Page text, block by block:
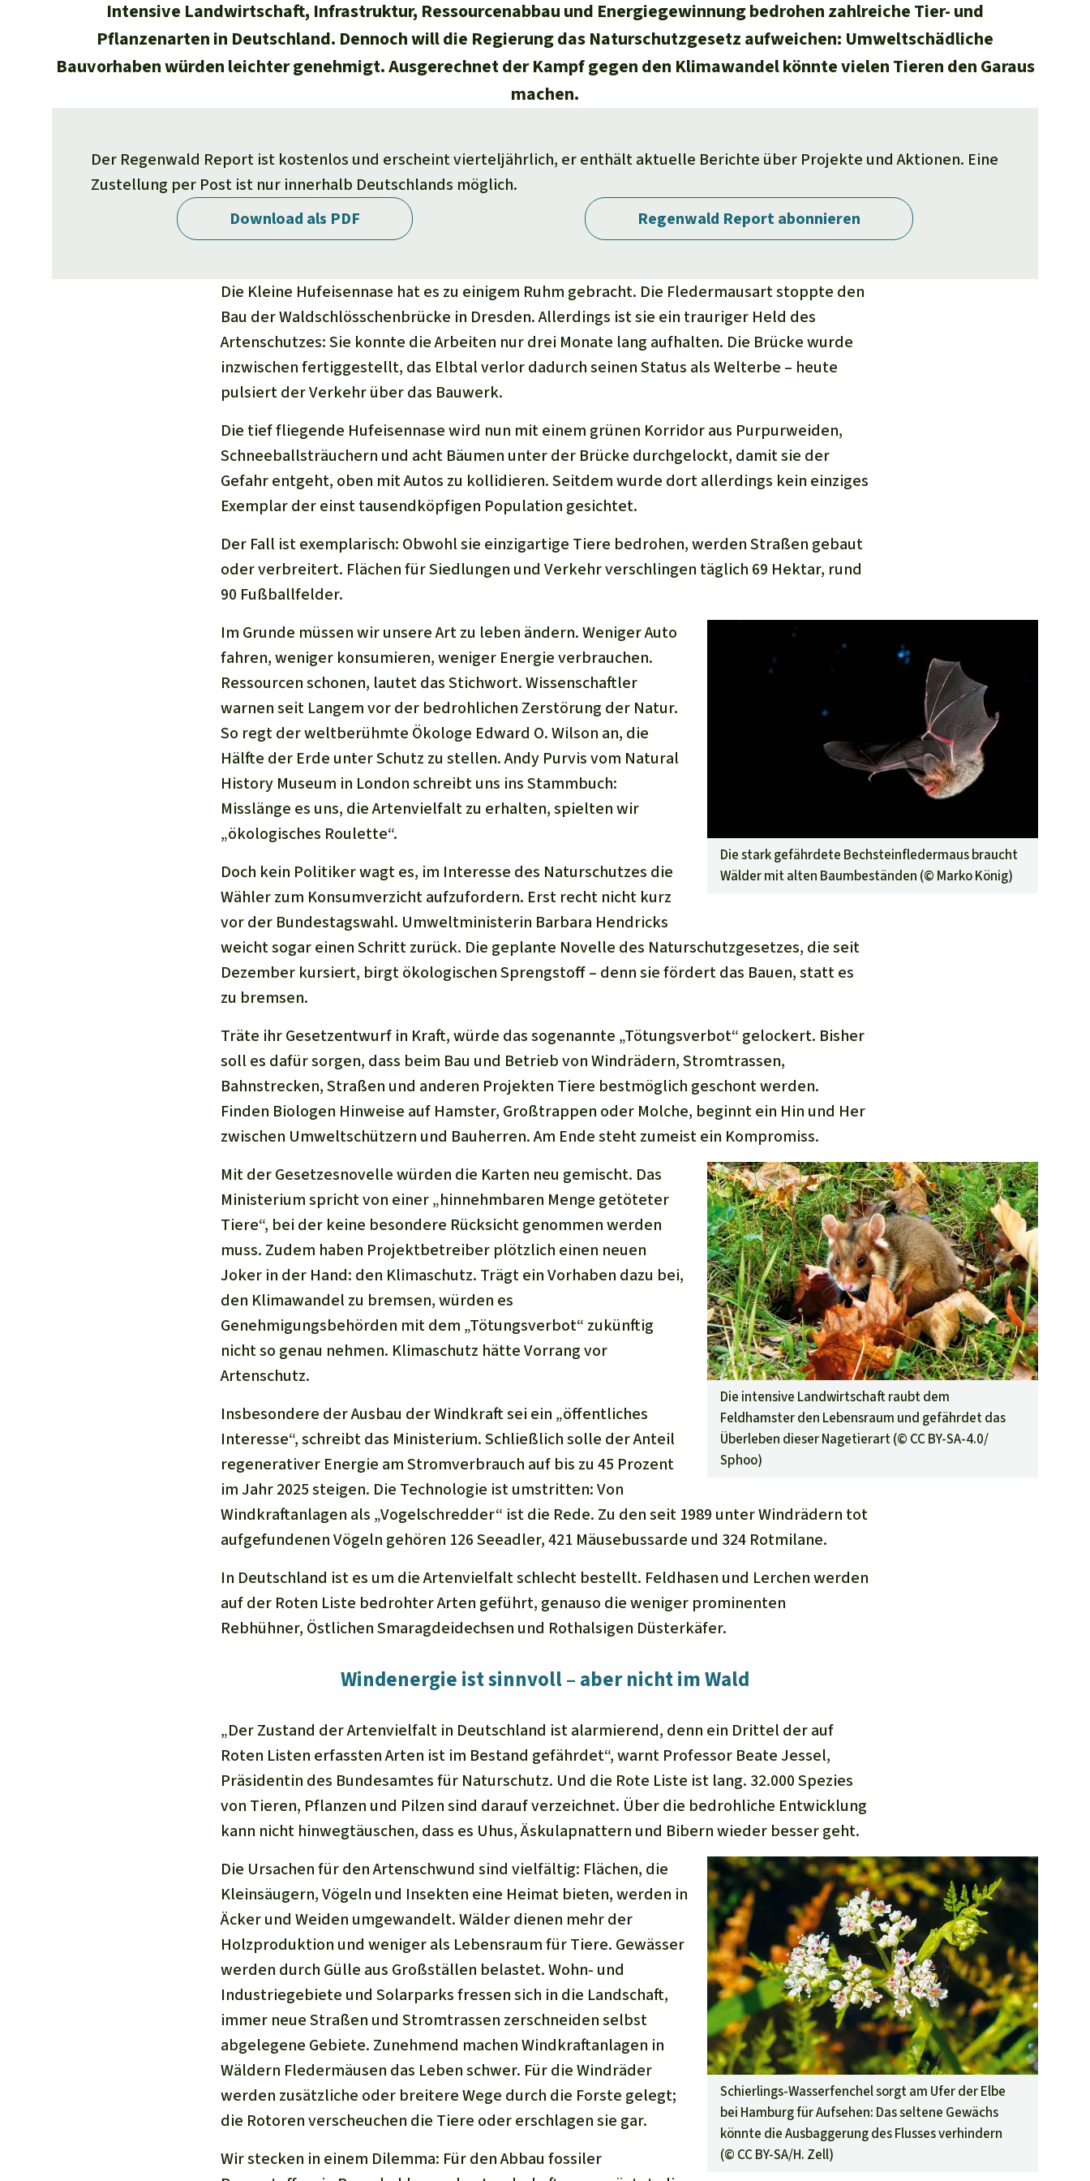
Intensive Landwirtschaft, Infrastruktur, Ressourcenabbau und Energiegewinnung bedrohen zahlreiche Tier- und
Pflanzenarten in Deutschland. Dennoch will die Regierung das Naturschutzgesetz aufweichen: Umweltschädliche
Bauvorhaben würden leichter genehmigt. Ausgerechnet der Kampf gegen den Klimawandel könnte vielen Tieren den Garaus
machen.
Der Regenwald Report ist kostenlos und erscheint vierteljährlich, er enthält aktuelle Berichte über Projekte und Aktionen. Eine
Zustellung per Post ist nur innerhalb Deutschlands möglich.
Download als PDF
Regenwald Report abonnieren
Die Kleine Hufeisennase hat es zu einigem Ruhm gebracht. Die Fledermausart stoppte den
Bau der Waldschlösschenbrücke in Dresden. Allerdings ist sie ein trauriger Held des
Artenschutzes: Sie konnte die Arbeiten nur drei Monate lang aufhalten. Die Brücke wurde
inzwischen fertiggestellt, das Elbtal verlor dadurch seinen Status als Welterbe – heute
pulsiert der Verkehr über das Bauwerk.
Die tief fliegende Hufeisennase wird nun mit einem grünen Korridor aus Purpurweiden,
Schneeballsträuchern und acht Bäumen unter der Brücke durchgelockt, damit sie der
Gefahr entgeht, oben mit Autos zu kollidieren. Seitdem wurde dort allerdings kein einziges
Exemplar der einst tausendköpfigen Population gesichtet.
Der Fall ist exemplarisch: Obwohl sie einzigartige Tiere bedrohen, werden Straßen gebaut
oder verbreitert. Flächen für Siedlungen und Verkehr verschlingen täglich 69 Hektar, rund
90 Fußballfelder.
Die stark gefährdete Bechsteinfledermaus braucht
Wälder mit alten Baumbeständen (© Marko König)
Im Grunde müssen wir unsere Art zu leben ändern. Weniger Auto
fahren, weniger konsumieren, weniger Energie verbrauchen.
Ressourcen schonen, lautet das Stichwort. Wissenschaftler
warnen seit Langem vor der bedrohlichen Zerstörung der Natur.
So regt der weltberühmte Ökologe Edward O. Wilson an, die
Hälfte der Erde unter Schutz zu stellen. Andy Purvis vom Natural
History Museum in London schreibt uns ins Stammbuch:
Misslänge es uns, die Artenvielfalt zu erhalten, spielten wir
„ökologisches Roulette“.
Doch kein Politiker wagt es, im Interesse des Naturschutzes die
Wähler zum Konsumverzicht aufzufordern. Erst recht nicht kurz
vor der Bundestagswahl. Umweltministerin Barbara Hendricks
weicht sogar einen Schritt zurück. Die geplante Novelle des Naturschutzgesetzes, die seit
Dezember kursiert, birgt ökologischen Sprengstoff – denn sie fördert das Bauen, statt es
zu bremsen.
Träte ihr Gesetzentwurf in Kraft, würde das sogenannte „Tötungsverbot“ gelockert. Bisher
soll es dafür sorgen, dass beim Bau und Betrieb von Windrädern, Stromtrassen,
Bahnstrecken, Straßen und anderen Projekten Tiere bestmöglich geschont werden.
Finden Biologen Hinweise auf Hamster, Großtrappen oder Molche, beginnt ein Hin und Her
zwischen Umweltschützern und Bauherren. Am Ende steht zumeist ein Kompromiss.
Die intensive Landwirtschaft raubt dem
Feldhamster den Lebensraum und gefährdet das
Überleben dieser Nagetierart (© CC BY-SA-4.0/
Sphoo)
Mit der Gesetzesnovelle würden die Karten neu gemischt. Das
Ministerium spricht von einer „hinnehmbaren Menge getöteter
Tiere“, bei der keine besondere Rücksicht genommen werden
muss. Zudem haben Projektbetreiber plötzlich einen neuen
Joker in der Hand: den Klimaschutz. Trägt ein Vorhaben dazu bei,
den Klimawandel zu bremsen, würden es
Genehmigungsbehörden mit dem „Tötungsverbot“ zukünftig
nicht so genau nehmen. Klimaschutz hätte Vorrang vor
Artenschutz.
Insbesondere der Ausbau der Windkraft sei ein „öffentliches
Interesse“, schreibt das Ministerium. Schließlich solle der Anteil
regenerativer Energie am Stromverbrauch auf bis zu 45 Prozent
im Jahr 2025 steigen. Die Technologie ist umstritten: Von
Windkraftanlagen als „Vogelschredder“ ist die Rede. Zu den seit 1989 unter Windrädern tot
aufgefundenen Vögeln gehören 126 Seeadler, 421 Mäusebussarde und 324 Rotmilane.
In Deutschland ist es um die Artenvielfalt schlecht bestellt. Feldhasen und Lerchen werden
auf der Roten Liste bedrohter Arten geführt, genauso die weniger prominenten
Rebhühner, Östlichen Smaragdeidechsen und Rothalsigen Düsterkäfer.
Windenergie ist sinnvoll – aber nicht im Wald
„Der Zustand der Artenvielfalt in Deutschland ist alarmierend, denn ein Drittel der auf
Roten Listen erfassten Arten ist im Bestand gefährdet“, warnt Professor Beate Jessel,
Präsidentin des Bundesamtes für Naturschutz. Und die Rote Liste ist lang. 32.000 Spezies
von Tieren, Pflanzen und Pilzen sind darauf verzeichnet. Über die bedrohliche Entwicklung
kann nicht hinwegtäuschen, dass es Uhus, Äskulapnattern und Bibern wieder besser geht.
Schierlings-Wasserfenchel sorgt am Ufer der Elbe
bei Hamburg für Aufsehen: Das seltene Gewächs
könnte die Ausbaggerung des Flusses verhindern
(© CC BY-SA/H. Zell)
Die Ursachen für den Artenschwund sind vielfältig: Flächen, die
Kleinsäugern, Vögeln und Insekten eine Heimat bieten, werden in
Äcker und Weiden umgewandelt. Wälder dienen mehr der
Holzproduktion und weniger als Lebensraum für Tiere. Gewässer
werden durch Gülle aus Großställen belastet. Wohn- und
Industriegebiete und Solarparks fressen sich in die Landschaft,
immer neue Straßen und Stromtrassen zerschneiden selbst
abgelegene Gebiete. Zunehmend machen Windkraftanlagen in
Wäldern Fledermäusen das Leben schwer. Für die Windräder
werden zusätzliche oder breitere Wege durch die Forste gelegt;
die Rotoren verscheuchen die Tiere oder erschlagen sie gar.
Wir stecken in einem Dilemma: Für den Abbau fossiler